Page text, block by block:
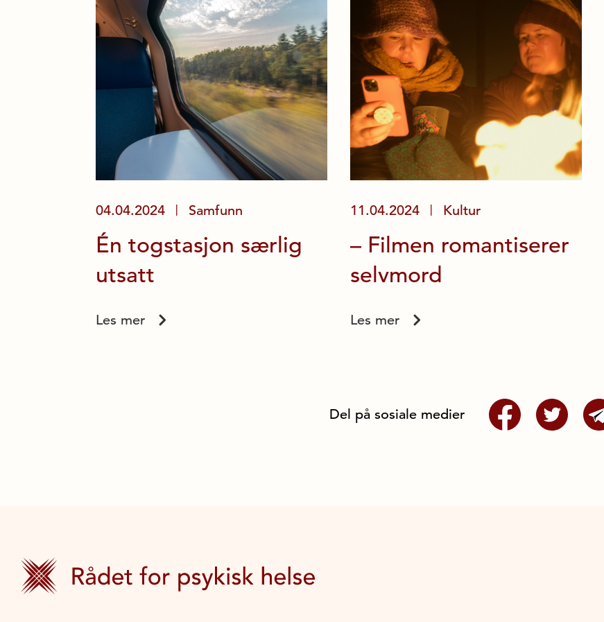
04.04.2024 | Samfunn
Én togstasjon særlig
utsatt
Les mer
11.04.2024 | Kultur
– Filmen romantiserer
selvmord
Les mer
Del på sosiale medier